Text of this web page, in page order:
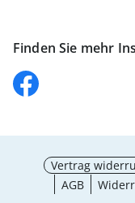
Finden Sie mehr
Vertrag
AGB